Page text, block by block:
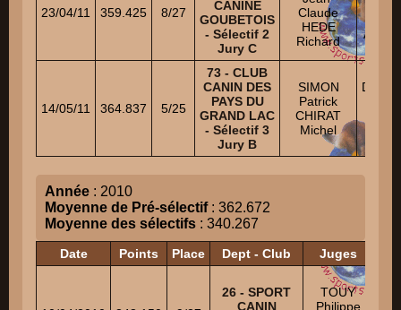
23/04/11 359.425 8/27
CANINE
GOUBETOIS
- Sélectif 2
Jury C
Claude
HEDE
Richard
14/05/11 364.837 5/25
73 - CLUB
CANIN DES
PAYS DU
GRAND LAC
- Sélectif 3
Jury B
SIMON
Patrick
CHIRAT
Michel
Année : 2010
Moyenne de Pré-sélectif: 362.672
Moyenne des sélectifs : 340.267
Date Points Place Dept - Club Juges
26 - SPORT
CANIN
TOUY
Philippe